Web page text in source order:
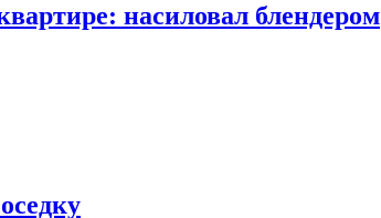
насиловал блендером